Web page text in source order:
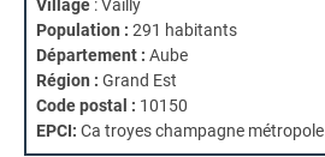
Village : Vailly
Population : 291 habitants
Département : Aube
Région : Grand Est
Code postal : 10150
EPCI: Ca troyes champagne métropole